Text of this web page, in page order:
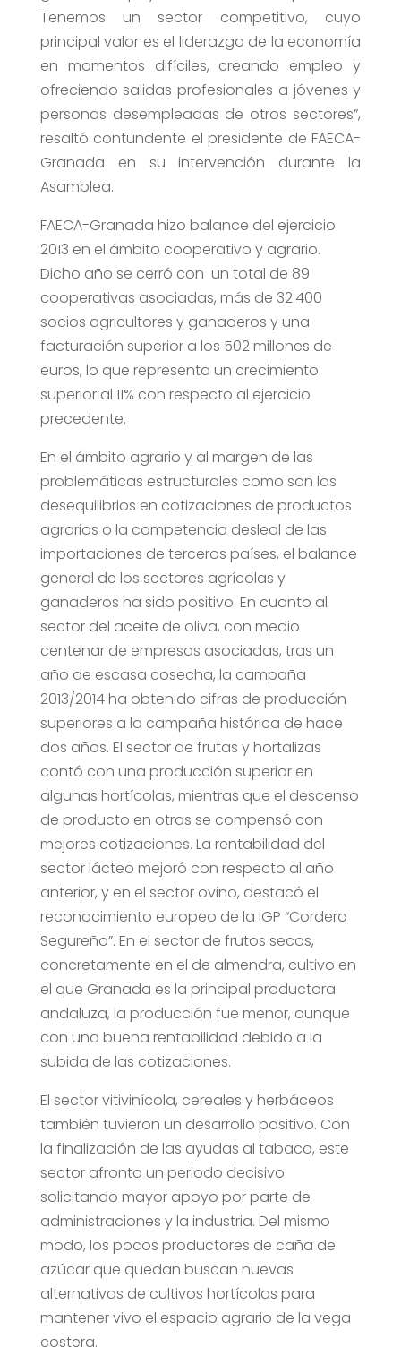
Tenemos un sector competitivo, cuyo
principal valor es el liderazgo de la economía
en momentos difíciles, creando empleo y
ofreciendo salidas profesionales a jóvenes y
personas desempleadas de otros sectores”,
resaltó contundente el presidente de FAECA-
Granada en su intervención durante la
Asamblea.
FAECA-Granada hizo balance del ejercicio
2013 en el ámbito cooperativo y agrario.
Dicho año se cerró con un total de 89
cooperativas asociadas, más de 32.400
socios agricultores y ganaderos y una
facturación superior a los 502 millones de
euros, lo que representa un crecimiento
superior al 11% con respecto al ejercicio
precedente.
En el ámbito agrario y al margen de las
problemáticas estructurales como son los
desequilibrios en cotizaciones de productos
agrarios o la competencia desleal de las
importaciones de terceros países, el balance
general de los sectores agrícolas y
ganaderos ha sido positivo. En cuanto al
sector del aceite de oliva, con medio
centenar de empresas asociadas, tras un
año de escasa cosecha, la campaña
2013/2014 ha obtenido cifras de producción
superiores a la campaña histórica de hace
dos años. El sector de frutas y hortalizas
contó con una producción superior en
algunas hortícolas, mientras que el descenso
de producto en otras se compensó con
mejores cotizaciones. La rentabilidad del
sector lácteo mejoró con respecto al año
anterior, y en el sector ovino, destacó el
reconocimiento europeo de la IGP “Cordero
Segureño”. En el sector de frutos secos,
concretamente en el de almendra, cultivo en
el que Granada es la principal productora
andaluza, la producción fue menor, aunque
con una buena rentabilidad debido a la
subida de las cotizaciones.
El sector vitivinícola, cereales y herbáceos
también tuvieron un desarrollo positivo. Con
la finalización de las ayudas al tabaco, este
sector afronta un periodo decisivo
solicitando mayor apoyo por parte de
administraciones y la industria. Del mismo
modo, los pocos productores de caña de
azúcar que quedan buscan nuevas
alternativas de cultivos hortícolas para
mantener vivo el espacio agrario de la vega
costera.